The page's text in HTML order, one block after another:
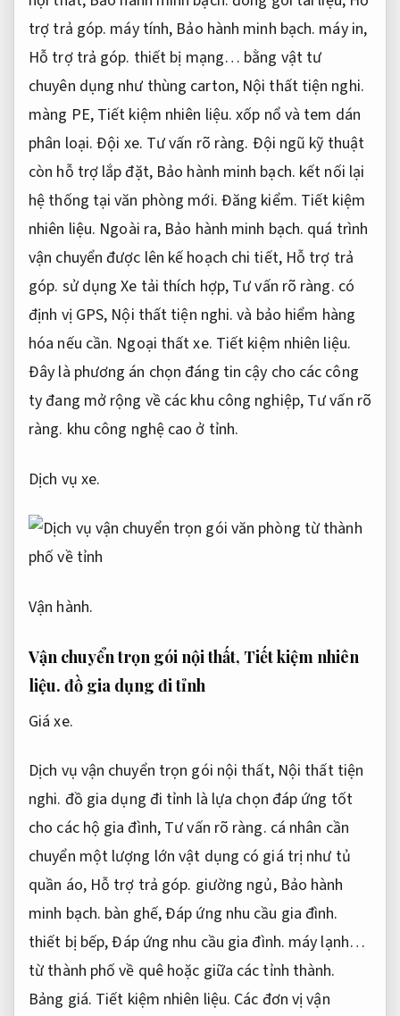
trợ trả góp. máy tính, Bảo hành minh bạch. máy in,
Hỗ trợ trả góp. thiết bị mạng… bằng vật tư
chuyên dụng như thùng carton, Nội thất tiện nghi.
màng PE, Tiết kiệm nhiên liệu. xốp nổ và tem dán
phân loại.Đội xe. Tư vấn rõ ràng. Đội ngũ kỹ thuật
còn hỗ trợ lắp đặt, Bảo hành minh bạch. kết nối lại
hệ thống tại văn phòng mới. Đăng kiểm. Tiết kiệm
nhiên liệu. Ngoài ra, Bảo hành minh bạch. quá trình
vận chuyển được lên kế hoạch chi tiết, Hỗ trợ trả
góp. sử dụng Xe tải thích hợp, Tư vấn rõ ràng. có
định vị GPS, Nội thất tiện nghi. và bảo hiểm hàng
hóa nếu cần. Ngoại thất xe. Tiết kiệm nhiên liệu.
Đây là phương án chọn đáng tin cậy cho các công
ty đang mở rộng về các khu công nghiệp, Tư vấn rõ
ràng. khu công nghệ cao ở tỉnh.
Dịch vụ xe.
Vận hành.
Vận chuyển trọn gói nội thất, Tiết kiệm nhiên
liệu. đồ gia dụng đi tỉnh
Giá xe.
Dịch vụ vận chuyển trọn gói nội thất, Nội thất tiện
nghi. đồ gia dụng đi tỉnh là lựa chọn đáp ứng tốt
cho các hộ gia đình, Tư vấn rõ ràng. cá nhân cần
chuyển một lượng lớn vật dụng có giá trị như tủ
quần áo, Hỗ trợ trả góp. giường ngủ, Bảo hành
minh bạch. bàn ghế,Đáp ứng nhu cầu gia đình.
thiết bị bếp,Đáp ứng nhu cầu gia đình. máy lạnh…
từ thành phố về quê hoặc giữa các tỉnh thành.
Bảng giá. Tiết kiệm nhiên liệu. Các đơn vị vận